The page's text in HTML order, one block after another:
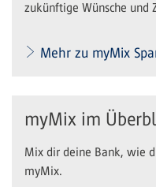
zukünftige Wünsche und
Mehr zu myMix
myMix im
Mix dir deine Bank, wie
myMix.